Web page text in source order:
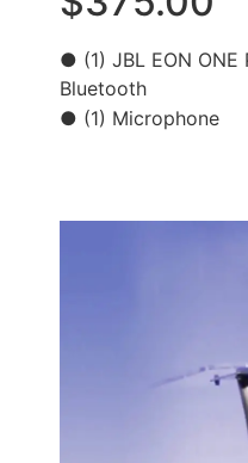
● (1) JBL EON ONE
Bluetooth
● (1) Microphone